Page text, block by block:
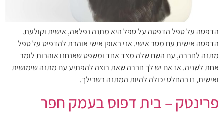
הדפסה על ספל הדפסה על ספל היא מתנה נפלאה, אישית וקולעת.
הדפסה אישית עם מסר אישי. אני באופן אישי אוהבת להדפיס על ספל
מתנה לחברה, עם השם שלה מצד אחד ומשפט שאנחנו אוהבות לומר
אחת לשניה. אז אם יש לך חברה שאת רוצה להפתיע עם מתנה שימושית
ואישית, זו בהחלט יכולה להיות המתנה בשבילך.
פרינטק – בית דפוס בעמק חפר